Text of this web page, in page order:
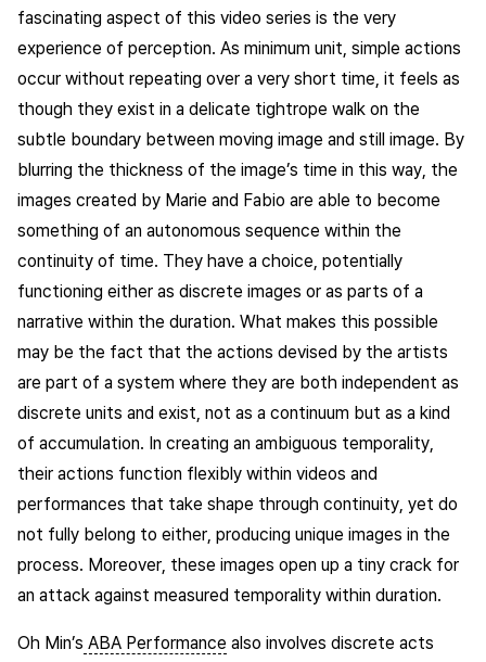
fascinating aspect of this video series is the very
experience of perception. As minimum unit, simple actions
occur without repeating over a very short time, it feels as
though they exist in a delicate tightrope walk on the
subtle boundary between moving image and still image. By
blurring the thickness of the image’s time in this way, the
images created by Marie and Fabio are able to become
something of an autonomous sequence within the
continuity of time. They have a choice, potentially
functioning either as discrete images or as parts of a
narrative within the duration. What makes this possible
may be the fact that the actions devised by the artists
are part of a system where they are both independent as
discrete units and exist, not as a continuum but as a kind
of accumulation. In creating an ambiguous temporality,
their actions function flexibly within videos and
performances that take shape through continuity, yet do
not fully belong to either, producing unique images in the
process. Moreover, these images open up a tiny crack for
an attack against measured temporality within duration.
Oh Min’s ABA Performance also involves discrete acts